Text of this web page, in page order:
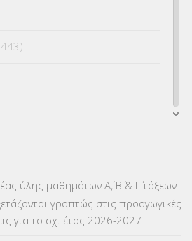
ύλης μαθημάτων Α΄, Β΄ & Γ΄ τάξεων
γραπτώς στις προαγωγικές
για το σχ. έτος 2026-2027